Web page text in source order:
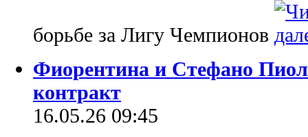
борьбе за Лигу Чемпионов
Фиорентина и Стефано
контракт
16.05.26 09:45